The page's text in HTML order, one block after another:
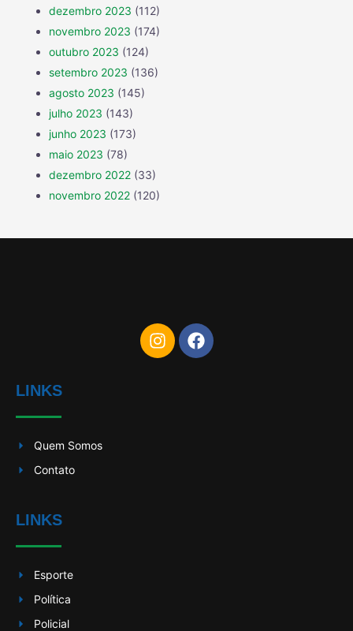
dezembro 2023 (112)
novembro 2023 (174)
outubro 2023 (124)
setembro 2023 (136)
agosto 2023 (145)
julho 2023 (143)
junho 2023 (173)
maio 2023 (78)
dezembro 2022 (33)
novembro 2022 (120)
LINKS
Quem Somos
Contato
LINKS
Esporte
Política
Policial